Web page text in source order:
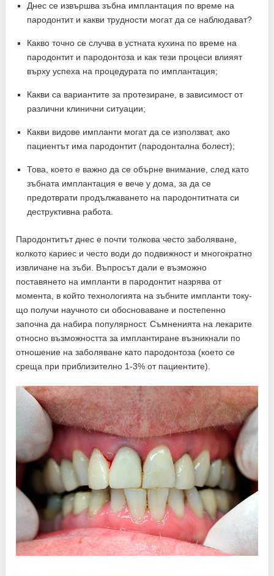
Днес се извършва зъбна имплантация по време на
пародонтит и какви трудности могат да се наблюдават?
Какво точно се случва в устната кухина по време на
пародонтит и пародонтоза и как тези процеси влияят
върху успеха на процедурата по имплантация;
Какви са вариантите за протезиране, в зависимост от
различни клинични ситуации;
Какви видове импланти могат да се използват, ако
пациентът има пародонтит (пародонтална болест);
Това, което е важно да се обърне внимание, след като
зъбната имплантация е вече у дома, за да се
предотврати продължаването на пародонтитната си
деструктивна работа.
Пародонтитът днес е почти толкова често заболяване,
колкото кариес и често води до подвижност и многократно
извличане на зъби. Въпросът дали е възможно
поставянето на импланти в пародонтит назрява от
момента, в който технологията на зъбните импланти току-
що получи научното си обосноваване и постепенно
започна да набира популярност. Съмненията на лекарите
относно възможността за имплантиране възникнали по
отношение на заболяване като пародонтоза (което се
среща при приблизително 1-3% от пациентите).